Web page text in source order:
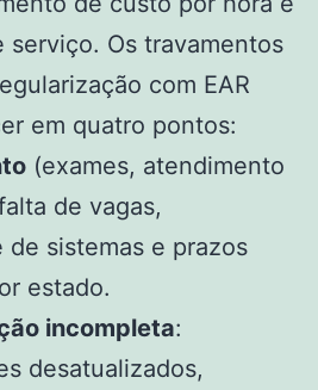
serviço. Os travamentos
com EAR
em quatro pontos:
(exames, atendimento
de vagas,
de sistemas e prazos
estado.
incompleta:
desatualizados,